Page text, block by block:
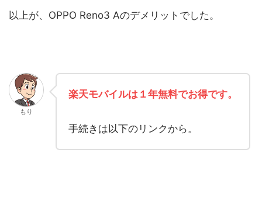
以上が、OPPO Reno3 Aのデメリットでした。
もり
楽天モバイルは１年無料でお得です。
手続きは以下のリンクから。